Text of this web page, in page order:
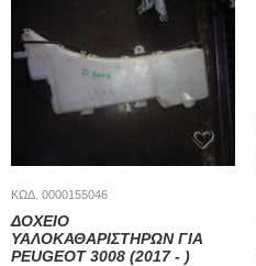
ΚΩΔ. 0000155046
ΔΟΧΕΙΟ
ΥΑΛΟΚΑΘΑΡΙΣΤΗΡΩΝ ΓΙΑ
PEUGEOT 3008 (2017 - )